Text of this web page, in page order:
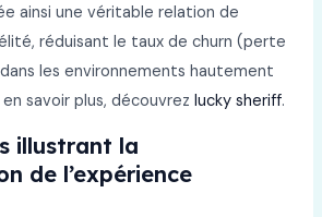
ainsi une véritable relation de
réduisant le taux de churn (perte
les environnements hautement
en savoir plus, découvrezlucky sheriff.
illustrant la
de l’expérience